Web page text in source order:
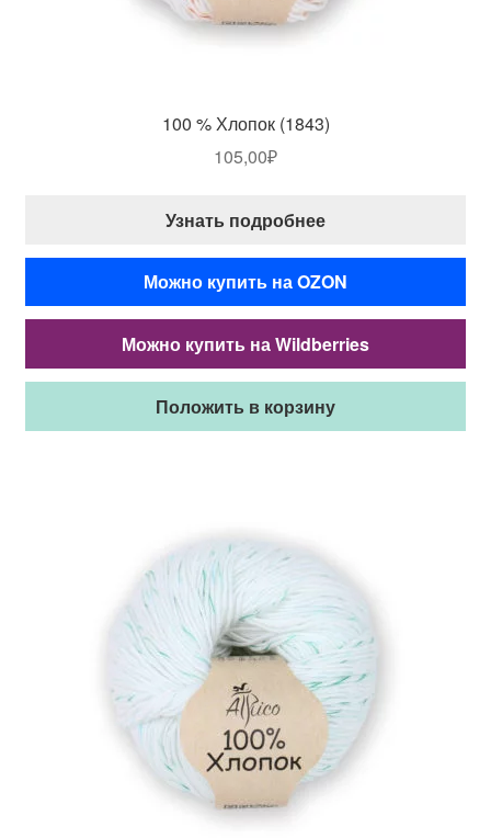
100 % Хлопок (1843)
105,00₽
Узнать подробнее
Можно купить на OZON
Можно купить на Wildberries
Положить в корзину